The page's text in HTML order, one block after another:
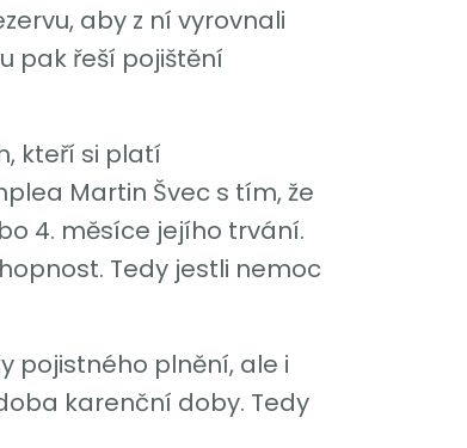
aby z ní vyrovnali
pak řeší pojištění
kteří si platí
Martin Švec s tím, že
4. měsíce jejího trvání.
Tedy jestli nemoc
pojistného plnění, ale i
karenční doby. Tedy